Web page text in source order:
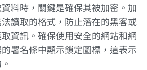
料時，關鍵是確保其被加密。加
讀取的格式，防止潛在的黑客或
資訊。確保使用安全的網站和網
署名條中顯示鎖定圖標，這表示